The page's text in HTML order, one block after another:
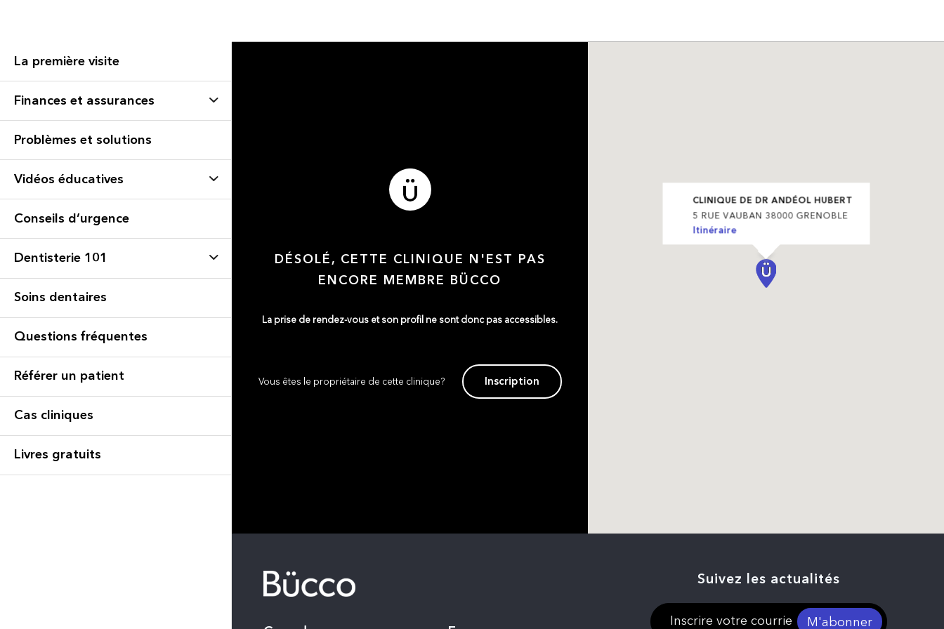
La première visite
Finances et assurances
Problèmes et solutions
Vidéos éducatives
Conseils d’urgence
Dentisterie 101
Soins dentaires
Questions fréquentes
Référer un patient
Cas cliniques
Livres gratuits
DÉSOLÉ, CETTE CLINIQUE N'EST PAS
ENCORE MEMBRE BÜCCO
La prise de rendez-vous et son profil ne sont donc pas accessibles.
Vous êtes le propriétaire de cette clinique? Inscription
CLINIQUE DE DR ANDÉOL HUBERT
5 RUE VAUBAN 38000 GRENOBLE
Itinéraire
Suivez les actualités
M'abonner